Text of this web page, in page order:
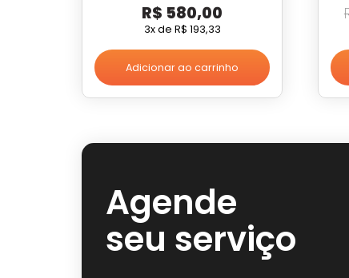
R$ 580,00
3x de R$ 193,33
Adicionar ao carrinho
Agende
seu serviço